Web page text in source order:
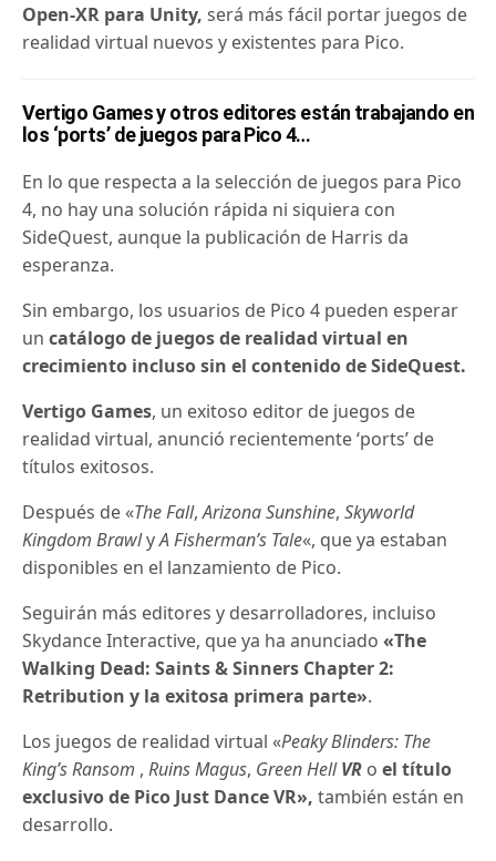
Open-XR para Unity, será más fácil portar juegos de
realidad virtual nuevos y existentes para Pico.
Vertigo Games y otros editores están trabajando en
los ‘ports’ de juegos para Pico 4…
En lo que respecta a la selección de juegos para Pico
4, no hay una solución rápida ni siquiera con
SideQuest, aunque la publicación de Harris da
esperanza.
Sin embargo, los usuarios de Pico 4 pueden esperar
uncatálogo de juegos de realidad virtual en
crecimiento incluso sin el contenido de SideQuest.
Vertigo Games, un exitoso editor de juegos de
realidad virtual, anunció recientemente ‘ports’ de
títulos exitosos.
Después de «The Fall,Arizona Sunshine,Skyworld
Kingdom BrawlyA Fisherman’s Tale«, que ya estaban
disponibles en el lanzamiento de Pico.
Seguirán más editores y desarrolladores, incluiso
Skydance Interactive, que ya ha anunciado«The
Walking Dead: Saints & Sinners Chapter 2:
Retribution y la exitosa primera parte».
Los juegos de realidad virtual «Peaky Blinders: The
King’s Ransom ,Ruins Magus, Green HellVR oel título
exclusivo de Pico Just Dance VR», también están en
desarrollo.